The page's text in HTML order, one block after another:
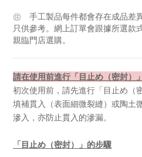
㊟ 手工製品每件都會存在成品差
只供參考。網上訂單會跟據所選款
親臨門店選購。
請在使用前進行「目止め（密封）
初次使用前，請先進行「目止め（
填補貫入（表面細微裂縫）或陶土
滲入，亦防止貫入的滲漏。
「目止め（密封）」的步驟